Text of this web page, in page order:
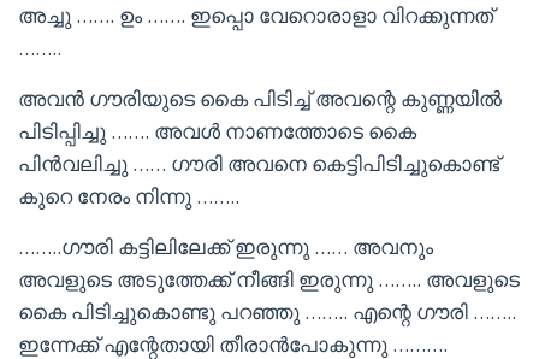
അച്ചു ……. ഉം ……. ഇപ്പൊ വേറൊരാളാ വിറക്കുന്നത്
……..
അവൻ ഗൗരിയുടെ കൈ പിടിച്ച് അവന്റെ കുണ്ണയിൽ
പിടിപ്പിച്ചു ……. അവൾ നാണത്തോടെ കൈ
പിൻവലിച്ചു …… ഗൗരി അവനെ കെട്ടിപിടിച്ചുകൊണ്ട്
കുറെ നേരം നിന്നു ……..
……..ഗൗരി കട്ടിലിലേക്ക് ഇരുന്നു …… അവനും
അവളുടെ അടുത്തേക്ക് നീങ്ങി ഇരുന്നു …….. അവളുടെ
കൈ പിടിച്ചുകൊണ്ടു പറഞ്ഞു …….. എന്റെ ഗൗരി ……..
ഇന്നേക്ക് എന്റേതായി തീരാൻപോകുന്നു ……….